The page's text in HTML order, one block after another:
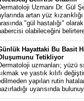
Uzmanı Dr. Gül
artan yüz
"gül hastalığı"
olabileceğini
Hayattaki Bu Basit
Tetikliyor
uzmanları; yüzü
ve yastık kılıfı
yapılan rutin
uyarısında